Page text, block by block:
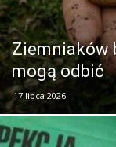
Ziemniaków
mogą odbić
17 lipca 2026